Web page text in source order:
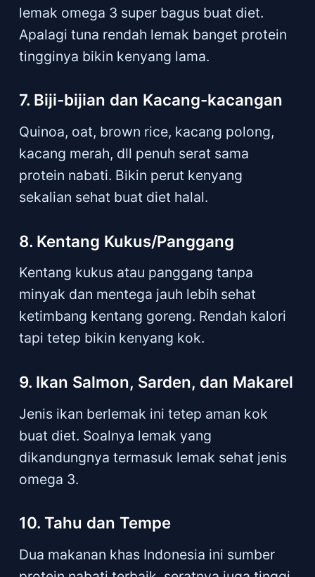
lemak omega 3 super bagus buat diet.
Apalagi tuna rendah lemak banget protein
tingginya bikin kenyang lama.
7. Biji-bijian dan Kacang-kacangan
Quinoa, oat, brown rice, kacang polong,
kacang merah, dll penuh serat sama
protein nabati. Bikin perut kenyang
sekalian sehat buat diet halal.
8. Kentang Kukus/Panggang
Kentang kukus atau panggang tanpa
minyak dan mentega jauh lebih sehat
ketimbang kentang goreng. Rendah kalori
tapi tetep bikin kenyang kok.
9. Ikan Salmon, Sarden, dan Makarel
Jenis ikan berlemak ini tetep aman kok
buat diet. Soalnya lemak yang
dikandungnya termasuk lemak sehat jenis
omega 3.
10. Tahu dan Tempe
Dua makanan khas Indonesia ini sumber